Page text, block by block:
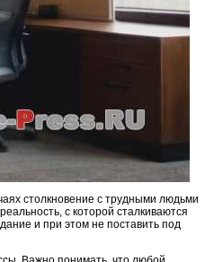
столкновение с трудными людьми
с которой сталкиваются
и при этом не поставить под